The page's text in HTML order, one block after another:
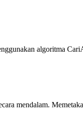
algoritma
mendalam.